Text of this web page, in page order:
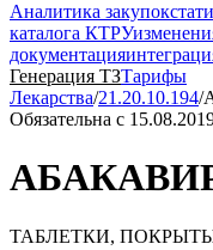
Аналитика закупок
каталога КТРУ
документация
Генерация ТЗТарифы
Лекарства/21.20.10.194/
Обязательна с
ТАБЛЕТКИ,